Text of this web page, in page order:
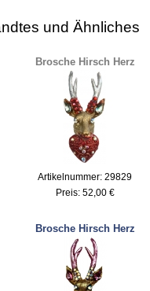
und Ähnliches
Brosche Hirsch Herz
Artikelnummer: 29829
Preis: 52,00 €
Brosche Hirsch Herz